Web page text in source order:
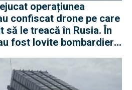
operațiunea
confiscat drone pe care
să le treacă în Rusia. În
fost lovite bombardiere